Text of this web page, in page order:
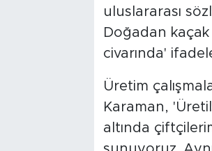
uluslararası
Doğadan kaçak
civarında'
Üretim
Karaman,
altında